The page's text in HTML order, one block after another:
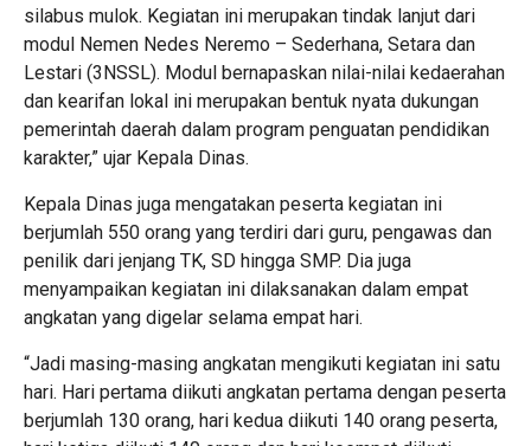
silabus mulok. Kegiatan ini merupakan tindak lanjut dari
modul Nemen Nedes Neremo – Sederhana, Setara dan
Lestari (3NSSL). Modul bernapaskan nilai-nilai kedaerahan
dan kearifan lokal ini merupakan bentuk nyata dukungan
pemerintah daerah dalam program penguatan pendidikan
karakter,” ujar Kepala Dinas.
Kepala Dinas juga mengatakan peserta kegiatan ini
berjumlah 550 orang yang terdiri dari guru, pengawas dan
penilik dari jenjang TK, SD hingga SMP. Dia juga
menyampaikan kegiatan ini dilaksanakan dalam empat
angkatan yang digelar selama empat hari.
“Jadi masing-masing angkatan mengikuti kegiatan ini satu
hari. Hari pertama diikuti angkatan pertama dengan peserta
berjumlah 130 orang, hari kedua diikuti 140 orang peserta,